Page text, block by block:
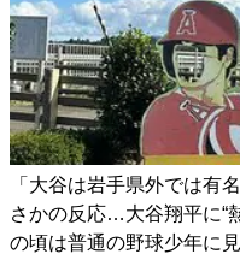
「大谷は岩手県外では有
さかの反応…大谷翔平に“
の頃は普通の野球少年に